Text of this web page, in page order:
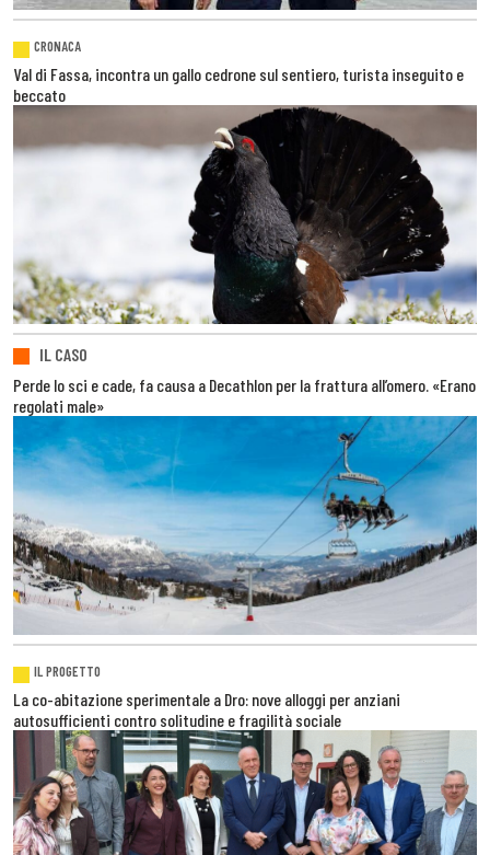
CRONACA
Val di Fassa, incontra un gallo cedrone sul sentiero, turista inseguito e
beccato
IL CASO
Perde lo sci e cade, fa causa a Decathlon per la frattura all’omero. «Erano
regolati male»
IL PROGETTO
La co-abitazione sperimentale a Dro: nove alloggi per anziani
autosufficienti contro solitudine e fragilità sociale